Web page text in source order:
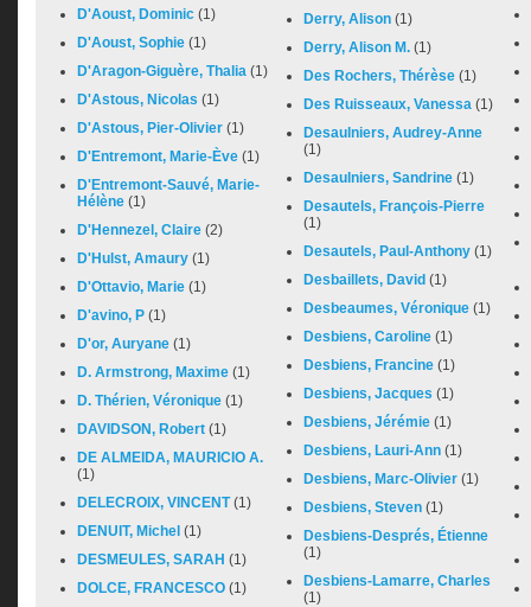
D'Aoust, Dominic (1)
D'Aoust, Sophie (1)
D'Aragon-Giguère, Thalia (1)
D'Astous, Nicolas (1)
D'Astous, Pier-Olivier (1)
D'Entremont, Marie-Ève (1)
D'Entremont-Sauvé, Marie-
Hélène (1)
D'Hennezel, Claire (2)
D'Hulst, Amaury (1)
D'Ottavio, Marie (1)
D'avino, P (1)
D'or, Auryane (1)
D. Armstrong, Maxime (1)
D. Thérien, Véronique (1)
DAVIDSON, Robert (1)
DE ALMEIDA, MAURICIO A.
(1)
DELECROIX, VINCENT(1)
DENUIT, Michel (1)
DESMEULES, SARAH (1)
DOLCE, FRANCESCO (1)
Derry, Alison (1)
Derry, Alison M. (1)
Des Rochers, Thérèse (1)
Des Ruisseaux, Vanessa (1)
Desaulniers, Audrey-Anne
(1)
Desaulniers, Sandrine (1)
Desautels, François-Pierre
(1)
Desautels, Paul-Anthony (1)
Desbaillets, David (1)
Desbeaumes, Véronique (1)
Desbiens, Caroline (1)
Desbiens, Francine (1)
Desbiens, Jacques (1)
Desbiens, Jérémie (1)
Desbiens, Lauri-Ann (1)
Desbiens, Marc-Olivier (1)
Desbiens, Steven (1)
Desbiens-Després, Étienne
(1)
Desbiens-Lamarre, Charles
(1)